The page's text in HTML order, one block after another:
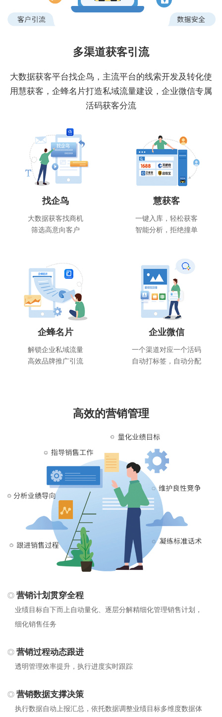
多渠道获客引流
大数据获客平台找企鸟，主流平台的线索开发及转化使
用慧获客，企蜂名片打造私域流量建设，企业微信专属
活码获客分流
找企鸟
大数据获客找商机
筛选高意向客户
慧获客
一键入库，轻松获客
智能分析，拒绝撞单
企蜂名片
解锁企业私域流量
高效品牌推广引流
企业微信
一个渠道对应一个活码
自动打标签，自动分配
高效的营销管理
营销计划贯穿全程
业绩目标自下而上自动量化、逐层分解精细化管理销售计划，
细化销售任务
营销过程动态跟进
透明管理效率提升，执行进度实时跟踪
营销数据支撑决策
执行数据自动上报汇总，依托数据调整业绩目标多维度数据体